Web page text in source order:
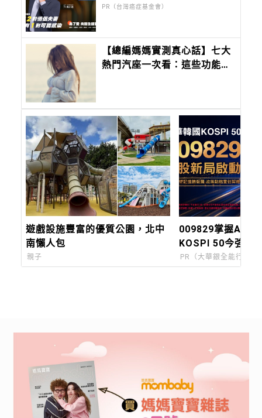
PR（台灣癌症基金會）
【總編媽媽實測真心話】七大
熱門汽座一次看：這些功能我
遊戲設施豐富的優質公園，北中
南懶人包
親子
009829掌握AI關
KOSPI 50今強勢
PR（大華銀全能行銷方